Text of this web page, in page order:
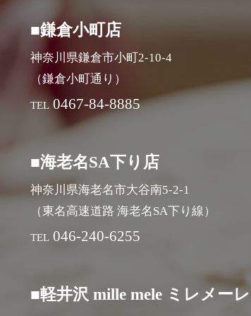
■鎌倉小町店
神奈川県鎌倉市小町2-10-4
（鎌倉小町通り）
TEL 0467-84-8885
■海老名SA下り店
神奈川県海老名市大谷南5-2-1
（東名高速道路 海老名SA下り線）
TEL 046-240-6255
■軽井沢 mille mele ミレメーレ